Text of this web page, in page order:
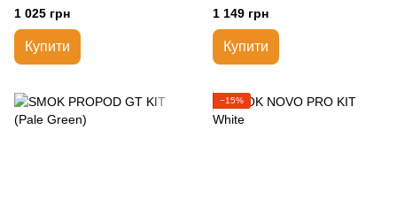
1 025 грн
Купити
1 149 грн
Купити
−15%